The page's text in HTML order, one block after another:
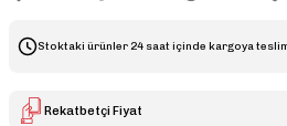
Stoktaki ürünler 24 saat içinde kargoya
Rekatbetçi Fiyat